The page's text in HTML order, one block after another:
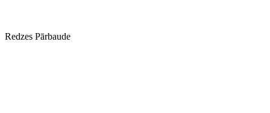
Redzes Pārbaude